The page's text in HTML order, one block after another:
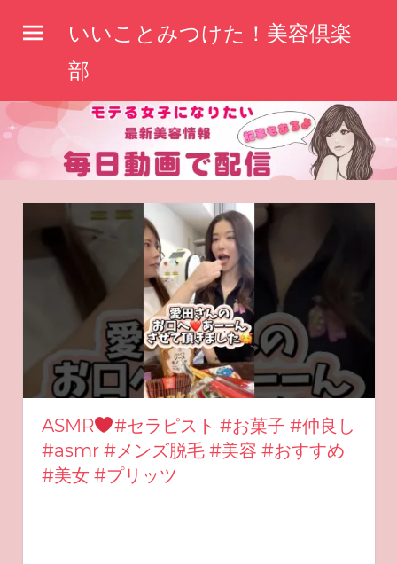
へ
いいことみつけた！美容倶楽
部
ASMR
#セラピスト #お菓子 #仲良し
#asmr #メンズ脱毛 #美容 #おすすめ
#美女 #プリッツ